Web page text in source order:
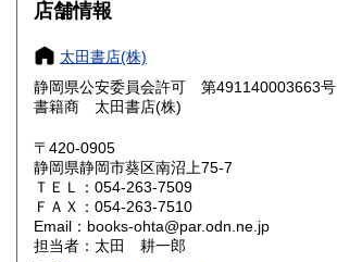
奈良県 350円 和歌山県
岡山県 350円
山口県 350円 徳島県
店舗情報
太田書店(株)
静岡県公安委員会許可 第491140003663号
書籍商 太田書店(株)
〒420-0905
静岡県静岡市葵区南沼上75-7
ＴＥＬ：054-263-7509
ＦＡＸ：054-263-7510
Email：books-ohta@par.odn.ne.jp
担当者：太田 耕一郎